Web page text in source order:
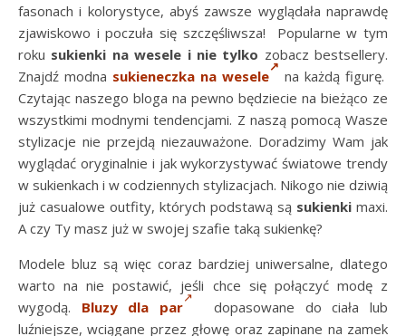
fasonach i kolorystyce, abyś zawsze wyglądała naprawdę
zjawiskowo i poczuła się szczęśliwsza! Popularne w tym
roku sukienki na wesele i nie tylko zobacz bestsellery.
Znajdź modna sukieneczka na wesele
na każdą figurę.
Czytając naszego bloga na pewno będziecie na bieżąco ze
wszystkimi modnymi tendencjami. Z naszą pomocą Wasze
stylizacje nie przejdą niezauważone. Doradzimy Wam jak
wyglądać oryginalnie i jak wykorzystywać światowe trendy
w sukienkach i w codziennych stylizacjach. Nikogo nie dziwią
już casualowe outfity, których podstawą są sukienki maxi.
A czy Ty masz już w swojej szafie taką sukienkę?
Modele bluz są więc coraz bardziej uniwersalne, dlatego
warto na nie postawić, jeśli chce się połączyć modę z
wygodą. Bluzy dla par
dopasowane do ciała lub
luźniejsze, wciągane przez głowę oraz zapinane na zamek